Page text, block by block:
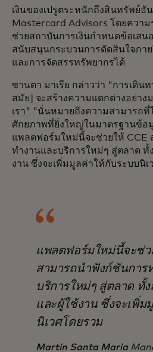
เงินของเปรูตระหนักถึงสินทรัพย์อั
Mastercard Advisors โดยควา
ช่วยสถาบันการเงินกำหนดข้อเส
สนับสนุนกระบวนการตัดสินใจภา
และการจัดสรรทรัพยากรได้
ซานตา มาเรีย กล่าวว่า "การเดิน
สมัย] จะสร้างความแตกต่างอย่าง
เรา" "นั่นหมายถึงความสามารถ
ศักยภาพที่ยิ่งใหญ่ในมาตรฐานข้อ
แพลตฟอร์มใหม่นี้จะช่วยให้ CCE
ทำงานและบริการใหม่ๆ สู่ตลาด ทั้
งาน ซึ่งจะเพิ่มมูลค่าให้กับระบบนิเ
แพลตฟอร์มใหม่นี้จะช่ว
สามารถนำฟังก์ชันการ
บริการใหม่ๆ สู่ตลาด ทั้
และผู้ใช้งาน ซึ่งจะเพิ่ม
นิเวศโดยรวม
Martín Santa Maria